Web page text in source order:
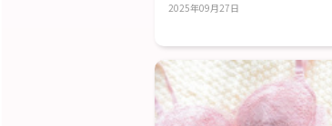
2025年09月27日